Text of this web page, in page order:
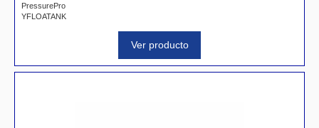
PressurePro
YFLOATANK
Ver producto